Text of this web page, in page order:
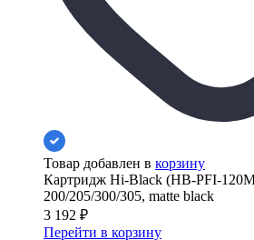
Товар добавлен в корзину
Картридж Hi-Black (HB-PFI-
200/205/300/305, matte black
3 192 ₽
Перейти в корзину